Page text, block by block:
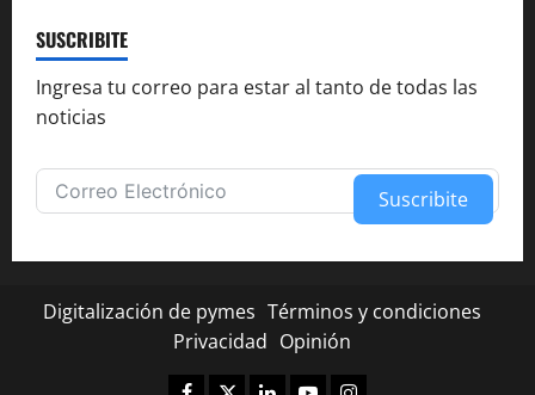
SUSCRIBITE
Ingresa tu correo para estar al tanto de todas las
noticias
Suscribite
Digitalización de pymes Términos y condiciones
Privacidad Opinión
Facebook
TwitterLinkedinYoutubeInstagram